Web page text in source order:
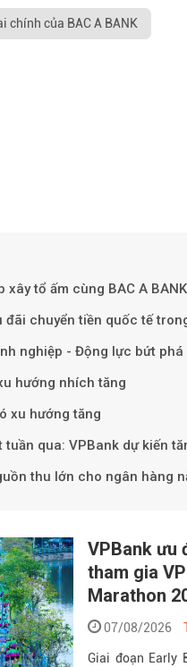
chính của BAC A BANK
tổ ấm cùng BAC A BANK
đãi chuyển tiền quốc tế
nghiệp - Động lực bứt
hướng nhích tăng
xu hướng tăng
qua: VPBank dự kiến
thu lớn cho ngân hàng
VPBank ưu
tham gia
Marathon
07/08/2026
Giai đoạn Early